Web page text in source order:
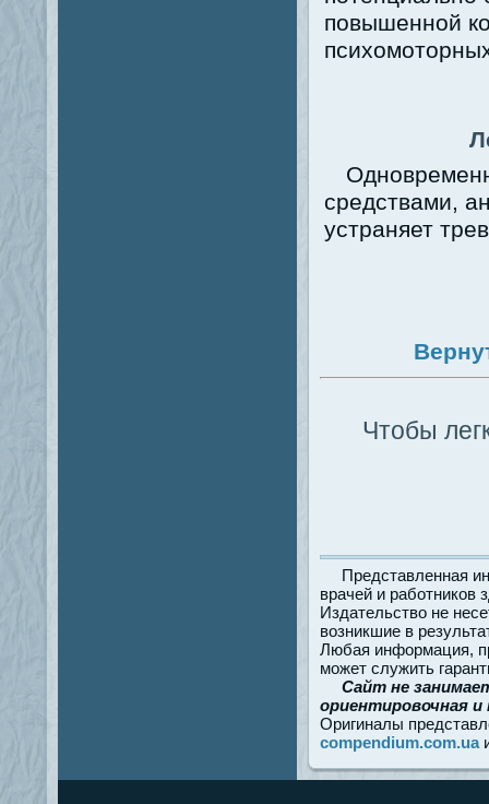
повышенной
средствами,
устраняет
Чтобы
Представленная
врачей и работников
Издательство не
возникшие в
Любая информация,
может служить
Сайт не
ориентировочная
Оригиналы
compendium.com.ua